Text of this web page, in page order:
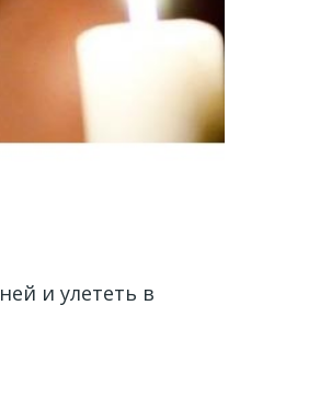
и улететь в